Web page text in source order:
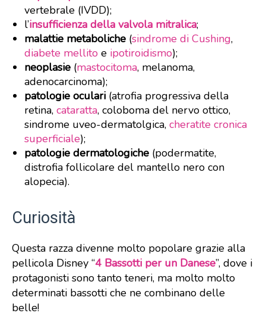
vertebrale (IVDD);
l’insufficienza della valvola mitralica;
malattie metaboliche (sindrome di Cushing,
diabete mellito e ipotiroidismo);
neoplasie (mastocitoma, melanoma,
adenocarcinoma);
patologie oculari (atrofia progressiva della
retina, cataratta, coloboma del nervo ottico,
sindrome uveo-dermatolgica, cheratite cronica
superficiale);
patologie dermatologiche (podermatite,
distrofia follicolare del mantello nero con
alopecia).
Curiosità
Questa razza divenne molto popolare grazie alla
pellicola Disney “4 Bassotti per un Danese”, dove i
protagonisti sono tanto teneri, ma molto molto
determinati bassotti che ne combinano delle
belle!